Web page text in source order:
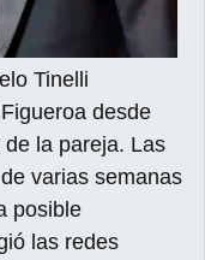
Tinelli
desde
la pareja. Las
varias semanas
posible
las redes